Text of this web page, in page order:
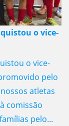
o vice-
o vice-
pelo
atletas
comissão
pelo...